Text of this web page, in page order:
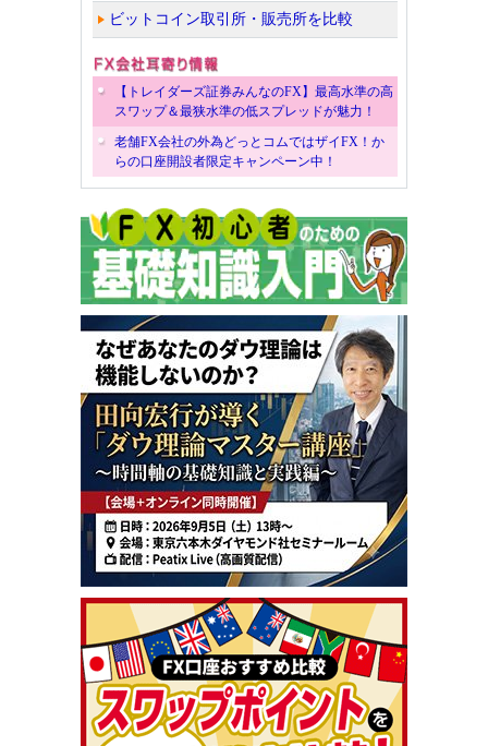
ビットコイン取引所・販売所を比較
【トレイダーズ証券みんなのFX】最高水準の高
スワップ＆最狭水準の低スプレッドが魅力！
老舗FX会社の外為どっとコムではザイFX！か
らの口座開設者限定キャンペーン中！